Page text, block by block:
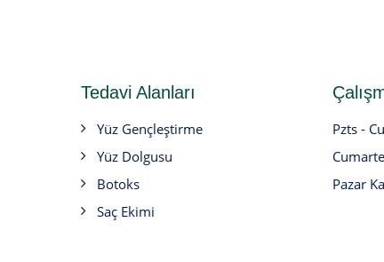
Tedavi Alanları
Yüz Gençleştirme
Yüz Dolgusu
Botoks
Saç Ekimi
Pzts -
Pazar